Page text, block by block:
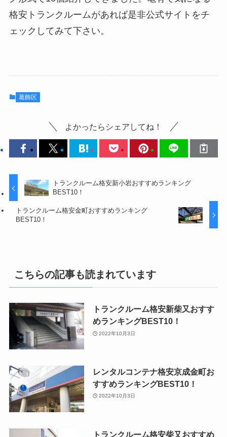
格安トランクルームがあれば是非公式サイトをチ
ェックしてみて下さい。
葛飾区
よかったらシェアしてね！
トランクルーム格安新小岩おすすめランキング
BEST10！
トランクルーム格安金町おすすめランキング
BEST10！
こちらの記事も読まれています
トランクルーム格安新柴又おすす
めランキングBEST10！
2022年10月3日
レンタルコンテナ格安京成金町お
すすめランキングBEST10！
2022年10月3日
トランクルーム格安柴又おすすめ